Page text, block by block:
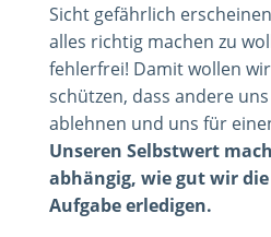
Sicht gefährlich
alles richtig machen zu
fehlerfrei! Damit wollen
schützen, dass andere
ablehnen und uns für
Unseren Selbstwert
abhängig, wie gut wir
Aufgabe erledigen.